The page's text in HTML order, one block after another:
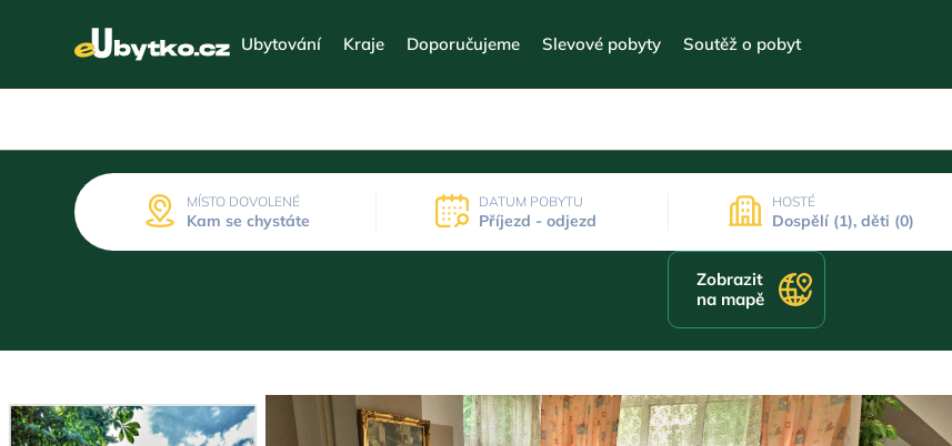
Ubytování Kraje Doporučujeme Slevové pobyty Soutěž o pobyt
MÍSTO DOVOLENÉ
Kam se chystáte
DATUM POBYTU
Příjezd - odjezd
HOSTÉ
Dospělí (1), děti (0)
Zobrazit
na mapě